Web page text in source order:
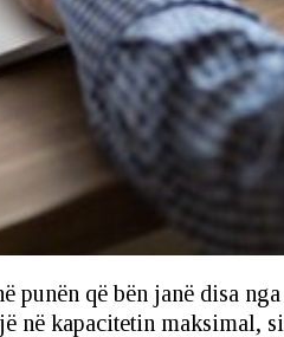
që bën janë disa
kapacitetin maksimal,